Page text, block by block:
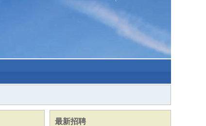
最新招聘